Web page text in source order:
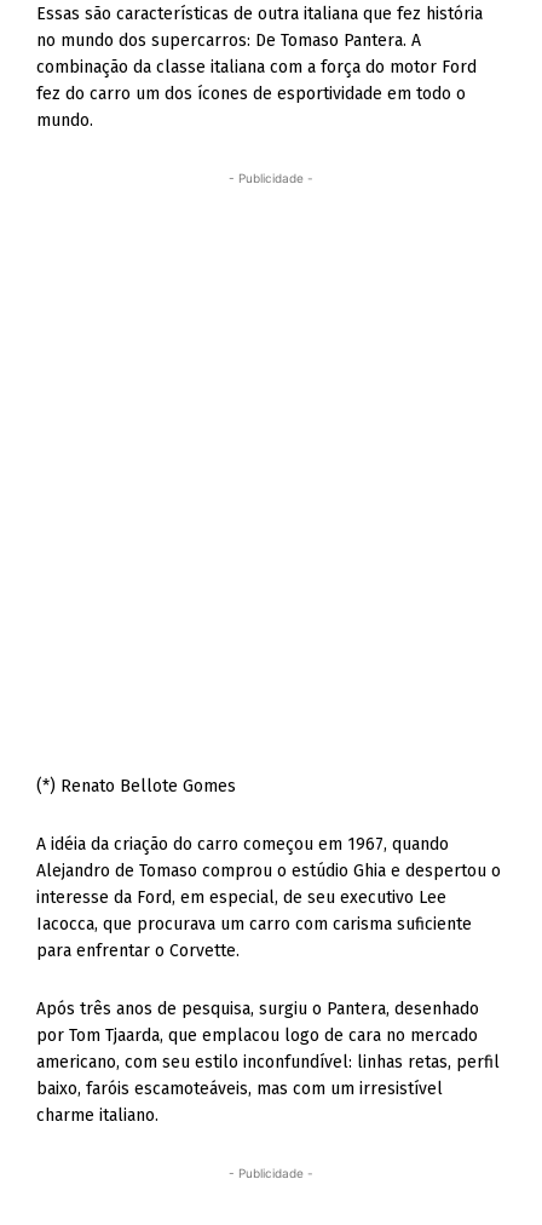
Essas são características de outra italiana que fez história
no mundo dos supercarros: De Tomaso Pantera. A
combinação da classe italiana com a força do motor Ford
fez do carro um dos ícones de esportividade em todo o
mundo.
- Publicidade -
(*) Renato Bellote Gomes
A idéia da criação do carro começou em 1967, quando
Alejandro de Tomaso comprou o estúdio Ghia e despertou o
interesse da Ford, em especial, de seu executivo Lee
Iacocca, que procurava um carro com carisma suficiente
para enfrentar o Corvette.
Após três anos de pesquisa, surgiu o Pantera, desenhado
por Tom Tjaarda, que emplacou logo de cara no mercado
americano, com seu estilo inconfundível: linhas retas, perfil
baixo, faróis escamoteáveis, mas com um irresistível
charme italiano.
- Publicidade -